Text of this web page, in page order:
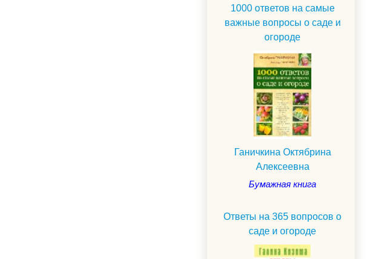
1000 ответов на самые
важные вопросы о саде и
огороде
Ганичкина Октябрина
Алексеевна
Бумажная книга
Ответы на 365 вопросов о
саде и огороде